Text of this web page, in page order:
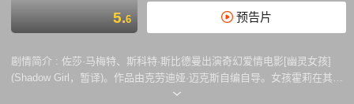
5.6 预告片
剧情简介 : 佐莎·马梅特、斯科特·斯比德曼出演奇幻爱情电影[幽灵女孩]
(Shadow Girl，暂译)。作品由克劳迪娅·迈克斯自编自导。女孩霍莉在其母
亲去世后，身体逐渐变得隐形，她作为狗仔摄影记者在阴影中生活了十余